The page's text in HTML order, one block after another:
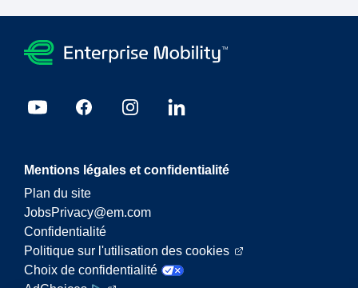
Mentions légales et confidentialité
Plan du site
JobsPrivacy@em.com
Confidentialité
Politique sur l'utilisation des cookies
Choix de confidentialité